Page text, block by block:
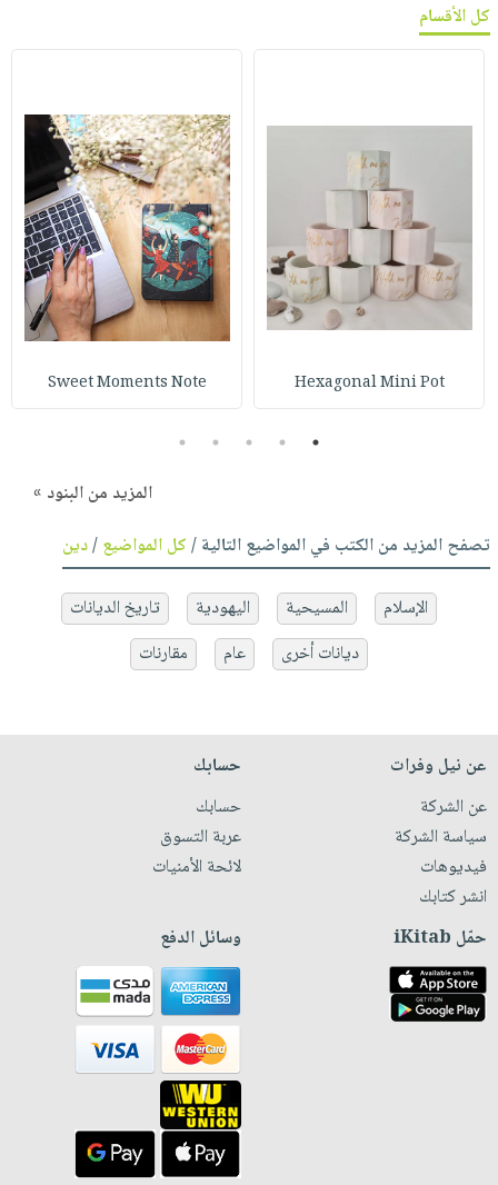
كل الأقسام
Hexagonal Mini Pot
Sweet Moments Note
1
2
3
4
5
المزيد من البنود »
تصفح المزيد من الكتب في المواضيع التالية /كل المواضيع/دين
الإسلام المسيحية اليهودية
تاريخ الديانات
ديانات أخرى
عام مقارنات
عن نيل وفرات
عن الشركة
سياسة الشركة
فيديوهات
انشر كتابك
حسابك
حسابك
عربة التسوق
لائحة الأمنيات
حمّل iKitab وسائل الدفع